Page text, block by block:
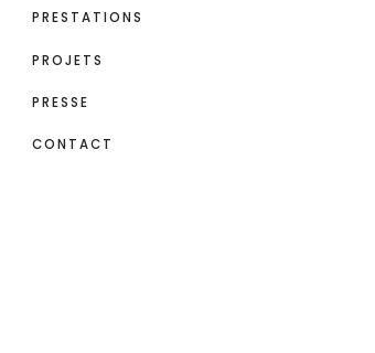
PRESTATIONS
PROJETS
PRESSE
CONTACT